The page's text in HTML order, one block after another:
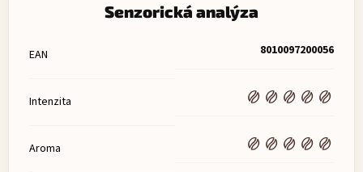
Senzorická analýza
EAN 8010097200056
Intenzita
Aroma